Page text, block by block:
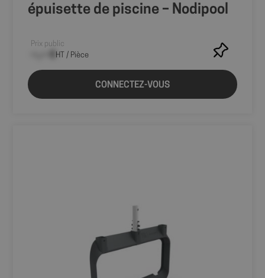
épuisette de piscine – Nodipool
Prix public
HT / Pièce
CONNECTEZ-VOUS